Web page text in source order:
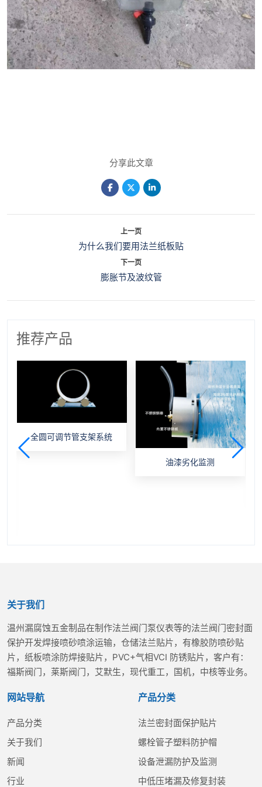
分享此文章
上一页
为什么我们要用法兰纸板贴
下一页
膨胀节及波纹管
推荐产品
全圆可调节管支架系统
油漆劣化监测
关于我们
温州漏腐蚀五金制品在制作法兰阀门泵仪表等的法兰阀门密封面
保护开发焊接喷砂喷涂运输，仓储法兰贴片，有橡胶防喷砂贴
片，纸板喷涂防焊接贴片，PVC+气相VCI 防锈贴片，客户有：
福斯阀门，莱斯阀门，艾默生，现代重工，国机，中核等业务。
网站导航
产品分类
关于我们
新闻
行业
产品分类
法兰密封面保护贴片
螺栓管子塑料防护帽
设备泄漏防护及监测
中低压堵漏及修复封装